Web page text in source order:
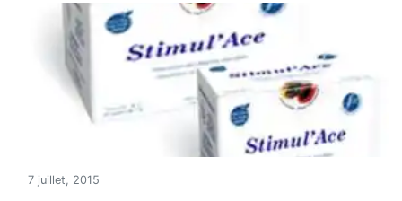
7 juillet, 2015